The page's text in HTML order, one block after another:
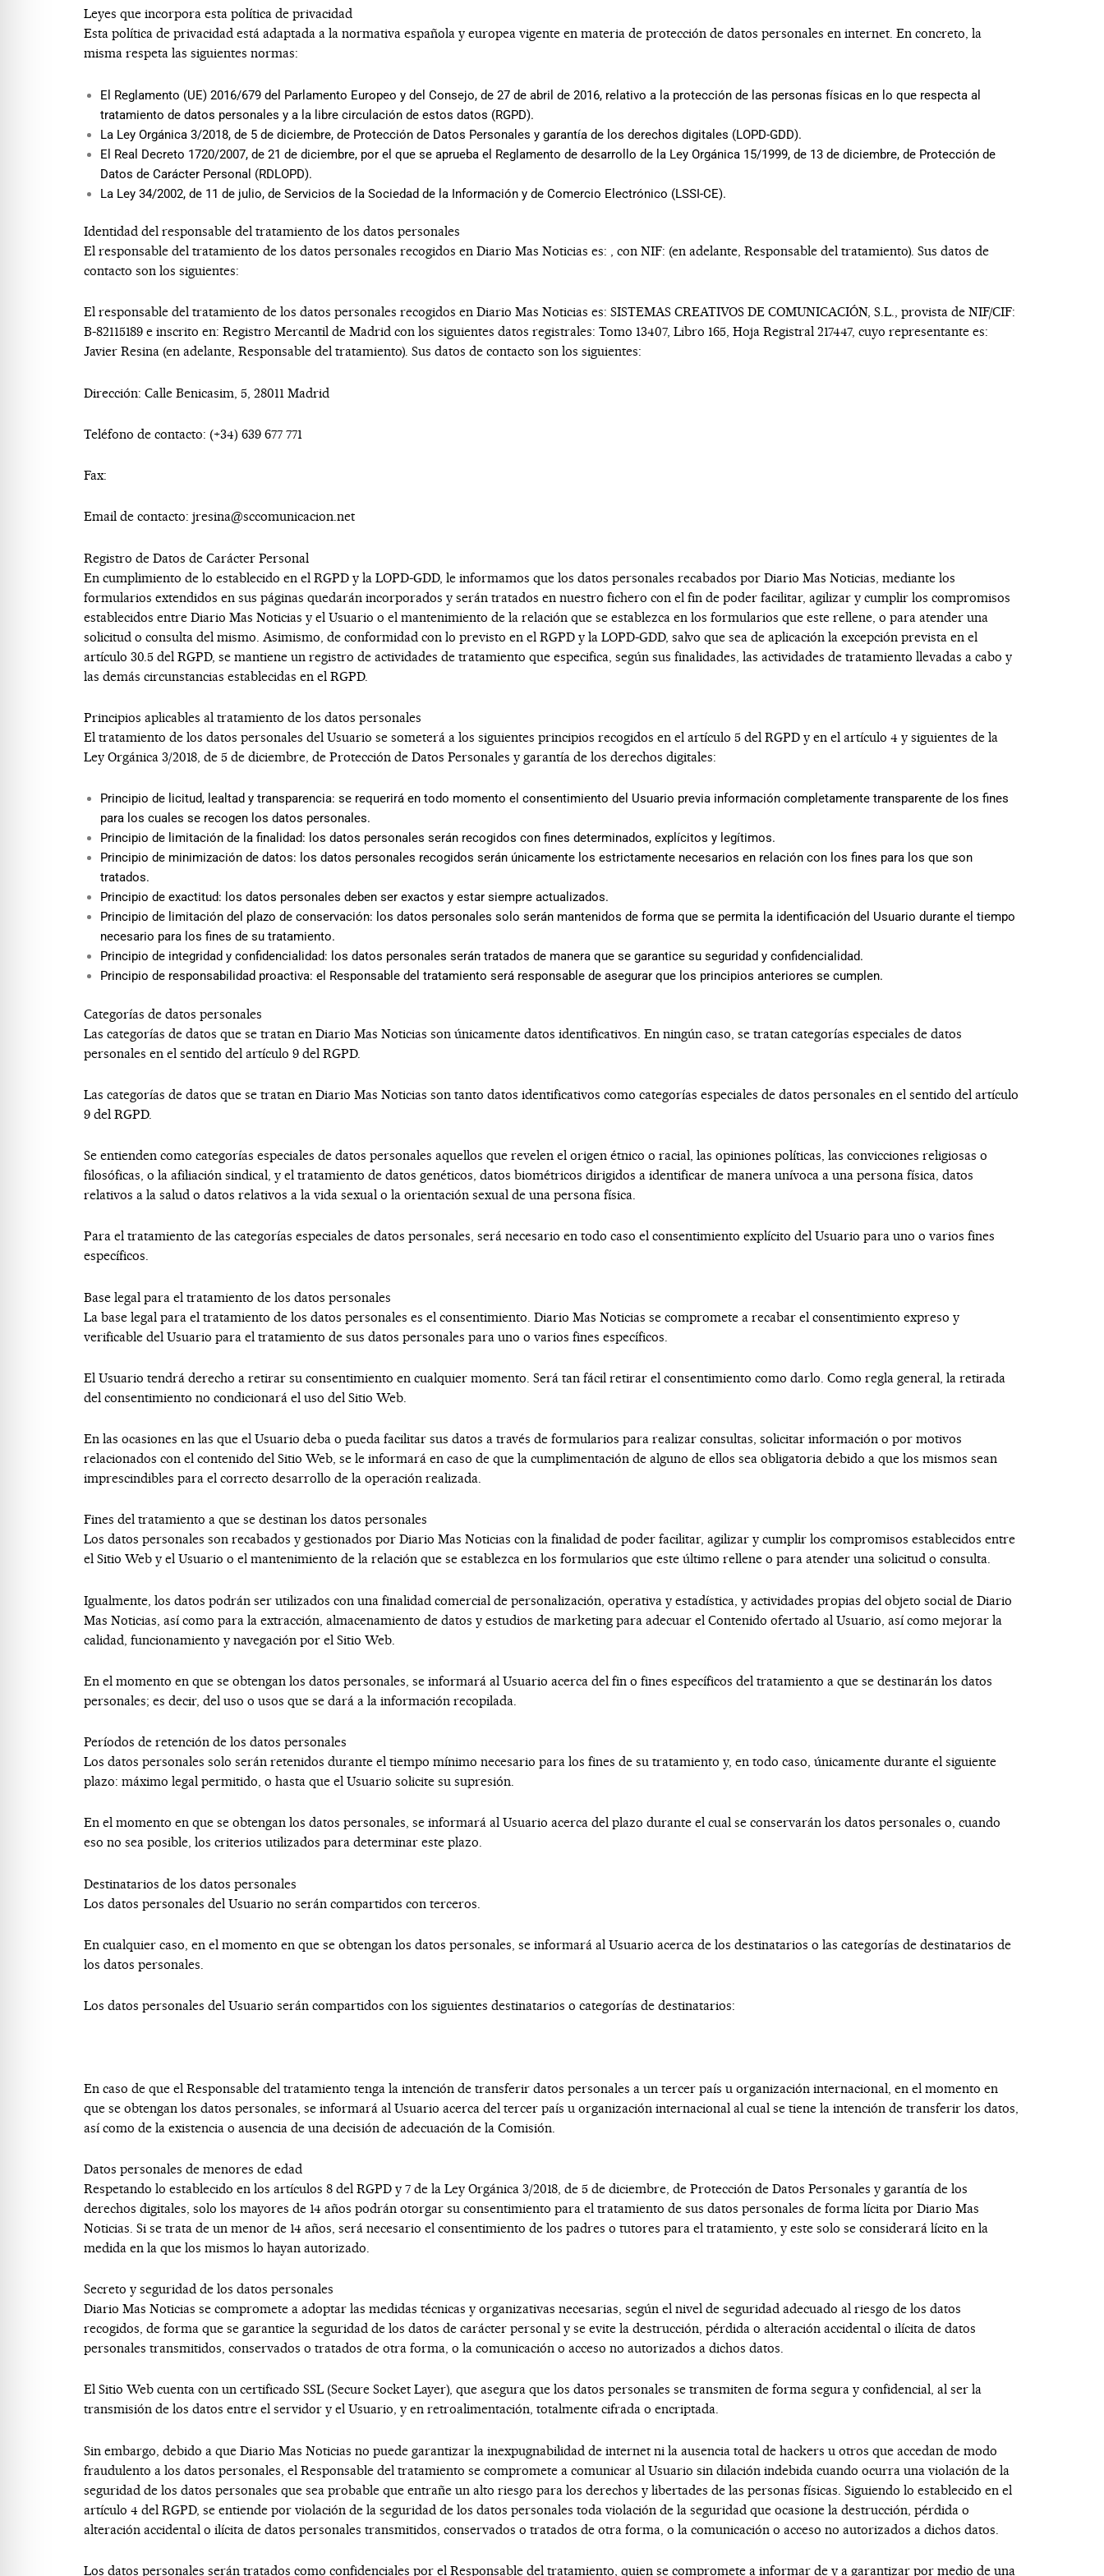
Leyes que incorpora esta política de privacidad
Esta política de privacidad está adaptada a la normativa española y europea vigente en materia de protección de datos personales en internet. En concreto, la
misma respeta las siguientes normas:
El Reglamento (UE) 2016/679 del Parlamento Europeo y del Consejo, de 27 de abril de 2016, relativo a la protección de las personas físicas en lo que respecta al
tratamiento de datos personales y a la libre circulación de estos datos (RGPD).
La Ley Orgánica 3/2018, de 5 de diciembre, de Protección de Datos Personales y garantía de los derechos digitales (LOPD-GDD).
El Real Decreto 1720/2007, de 21 de diciembre, por el que se aprueba el Reglamento de desarrollo de la Ley Orgánica 15/1999, de 13 de diciembre, de Protección de
Datos de Carácter Personal (RDLOPD).
La Ley 34/2002, de 11 de julio, de Servicios de la Sociedad de la Información y de Comercio Electrónico (LSSI-CE).
Identidad del responsable del tratamiento de los datos personales
El responsable del tratamiento de los datos personales recogidos en Diario Mas Noticias es: , con NIF: (en adelante, Responsable del tratamiento). Sus datos de
contacto son los siguientes:
El responsable del tratamiento de los datos personales recogidos en Diario Mas Noticias es: SISTEMAS CREATIVOS DE COMUNICACIÓN, S.L., provista de NIF/CIF:
B-82115189 e inscrito en: Registro Mercantil de Madrid con los siguientes datos registrales: Tomo 13407, Libro 165, Hoja Registral 217447, cuyo representante es:
Javier Resina (en adelante, Responsable del tratamiento). Sus datos de contacto son los siguientes:
Dirección: Calle Benicasim, 5, 28011 Madrid
Teléfono de contacto: (+34) 639 677 771
Fax:
Email de contacto: jresina@sccomunicacion.net
Registro de Datos de Carácter Personal
En cumplimiento de lo establecido en el RGPD y la LOPD-GDD, le informamos que los datos personales recabados por Diario Mas Noticias , mediante los
formularios extendidos en sus páginas quedarán incorporados y serán tratados en nuestro fichero con el fin de poder facilitar, agilizar y cumplir los compromisos
establecidos entre Diario Mas Noticias y el Usuario o el mantenimiento de la relación que se establezca en los formularios que este rellene, o para atender una
solicitud o consulta del mismo. Asimismo, de conformidad con lo previsto en el RGPD y la LOPD-GDD, salvo que sea de aplicación la excepción prevista en el
artículo 30.5 del RGPD, se mantiene un registro de actividades de tratamiento que especifica, según sus finalidades, las actividades de tratamiento llevadas a cabo y
las demás circunstancias establecidas en el RGPD.
Principios aplicables al tratamiento de los datos personales
El tratamiento de los datos personales del Usuario se someterá a los siguientes principios recogidos en el artículo 5 del RGPD y en el artículo 4 y siguientes de la
Ley Orgánica 3/2018, de 5 de diciembre, de Protección de Datos Personales y garantía de los derechos digitales:
Principio de licitud, lealtad y transparencia: se requerirá en todo momento el consentimiento del Usuario previa información completamente transparente de los fines
para los cuales se recogen los datos personales.
Principio de limitación de la finalidad: los datos personales serán recogidos con fines determinados, explícitos y legítimos.
Principio de minimización de datos: los datos personales recogidos serán únicamente los estrictamente necesarios en relación con los fines para los que son
tratados.
Principio de exactitud: los datos personales deben ser exactos y estar siempre actualizados.
Principio de limitación del plazo de conservación: los datos personales solo serán mantenidos de forma que se permita la identificación del Usuario durante el tiempo
necesario para los fines de su tratamiento.
Principio de integridad y confidencialidad: los datos personales serán tratados de manera que se garantice su seguridad y confidencialidad.
Principio de responsabilidad proactiva: el Responsable del tratamiento será responsable de asegurar que los principios anteriores se cumplen.
Categorías de datos personales
Las categorías de datos que se tratan en Diario Mas Noticias son únicamente datos identificativos. En ningún caso, se tratan categorías especiales de datos
personales en el sentido del artículo 9 del RGPD.
Las categorías de datos que se tratan en Diario Mas Noticias son tanto datos identificativos como categorías especiales de datos personales en el sentido del artículo
9 del RGPD.
Se entienden como categorías especiales de datos personales aquellos que revelen el origen étnico o racial, las opiniones políticas, las convicciones religiosas o
filosóficas, o la afiliación sindical, y el tratamiento de datos genéticos, datos biométricos dirigidos a identificar de manera unívoca a una persona física, datos
relativos a la salud o datos relativos a la vida sexual o la orientación sexual de una persona física.
Para el tratamiento de las categorías especiales de datos personales, será necesario en todo caso el consentimiento explícito del Usuario para uno o varios fines
específicos.
Base legal para el tratamiento de los datos personales
La base legal para el tratamiento de los datos personales es el consentimiento. Diario Mas Noticias se compromete a recabar el consentimiento expreso y
verificable del Usuario para el tratamiento de sus datos personales para uno o varios fines específicos.
El Usuario tendrá derecho a retirar su consentimiento en cualquier momento. Será tan fácil retirar el consentimiento como darlo. Como regla general, la retirada
del consentimiento no condicionará el uso del Sitio Web.
En las ocasiones en las que el Usuario deba o pueda facilitar sus datos a través de formularios para realizar consultas, solicitar información o por motivos
relacionados con el contenido del Sitio Web, se le informará en caso de que la cumplimentación de alguno de ellos sea obligatoria debido a que los mismos sean
imprescindibles para el correcto desarrollo de la operación realizada.
Fines del tratamiento a que se destinan los datos personales
Los datos personales son recabados y gestionados por Diario Mas Noticias con la finalidad de poder facilitar, agilizar y cumplir los compromisos establecidos entre
el Sitio Web y el Usuario o el mantenimiento de la relación que se establezca en los formularios que este último rellene o para atender una solicitud o consulta.
Igualmente, los datos podrán ser utilizados con una finalidad comercial de personalización, operativa y estadística, y actividades propias del objeto social de Diario
Mas Noticias , así como para la extracción, almacenamiento de datos y estudios de marketing para adecuar el Contenido ofertado al Usuario, así como mejorar la
calidad, funcionamiento y navegación por el Sitio Web.
En el momento en que se obtengan los datos personales, se informará al Usuario acerca del fin o fines específicos del tratamiento a que se destinarán los datos
personales; es decir, del uso o usos que se dará a la información recopilada.
Períodos de retención de los datos personales
Los datos personales solo serán retenidos durante el tiempo mínimo necesario para los fines de su tratamiento y, en todo caso, únicamente durante el siguiente
plazo: máximo legal permitido, o hasta que el Usuario solicite su supresión.
En el momento en que se obtengan los datos personales, se informará al Usuario acerca del plazo durante el cual se conservarán los datos personales o, cuando
eso no sea posible, los criterios utilizados para determinar este plazo.
Destinatarios de los datos personales
Los datos personales del Usuario no serán compartidos con terceros.
En cualquier caso, en el momento en que se obtengan los datos personales, se informará al Usuario acerca de los destinatarios o las categorías de destinatarios de
los datos personales.
Los datos personales del Usuario serán compartidos con los siguientes destinatarios o categorías de destinatarios:
En caso de que el Responsable del tratamiento tenga la intención de transferir datos personales a un tercer país u organización internacional, en el momento en
que se obtengan los datos personales, se informará al Usuario acerca del tercer país u organización internacional al cual se tiene la intención de transferir los datos,
así como de la existencia o ausencia de una decisión de adecuación de la Comisión.
Datos personales de menores de edad
Respetando lo establecido en los artículos 8 del RGPD y 7 de la Ley Orgánica 3/2018, de 5 de diciembre, de Protección de Datos Personales y garantía de los
derechos digitales, solo los mayores de 14 años podrán otorgar su consentimiento para el tratamiento de sus datos personales de forma lícita por Diario Mas
Noticias. Si se trata de un menor de 14 años, será necesario el consentimiento de los padres o tutores para el tratamiento, y este solo se considerará lícito en la
medida en la que los mismos lo hayan autorizado.
Secreto y seguridad de los datos personales
Diario Mas Noticias se compromete a adoptar las medidas técnicas y organizativas necesarias, según el nivel de seguridad adecuado al riesgo de los datos
recogidos, de forma que se garantice la seguridad de los datos de carácter personal y se evite la destrucción, pérdida o alteración accidental o ilícita de datos
personales transmitidos, conservados o tratados de otra forma, o la comunicación o acceso no autorizados a dichos datos.
El Sitio Web cuenta con un certificado SSL (Secure Socket Layer), que asegura que los datos personales se transmiten de forma segura y confidencial, al ser la
transmisión de los datos entre el servidor y el Usuario, y en retroalimentación, totalmente cifrada o encriptada.
Sin embargo, debido a que Diario Mas Noticias no puede garantizar la inexpugnabilidad de internet ni la ausencia total de hackers u otros que accedan de modo
fraudulento a los datos personales, el Responsable del tratamiento se compromete a comunicar al Usuario sin dilación indebida cuando ocurra una violación de la
seguridad de los datos personales que sea probable que entrañe un alto riesgo para los derechos y libertades de las personas físicas. Siguiendo lo establecido en el
artículo 4 del RGPD, se entiende por violación de la seguridad de los datos personales toda violación de la seguridad que ocasione la destrucción, pérdida o
alteración accidental o ilícita de datos personales transmitidos, conservados o tratados de otra forma, o la comunicación o acceso no autorizados a dichos datos.
Los datos personales serán tratados como confidenciales por el Responsable del tratamiento, quien se compromete a informar de y a garantizar por medio de una